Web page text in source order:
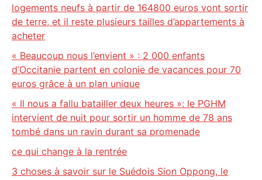
logements neufs à partir de 164800 euros vont sortir
de terre, et il reste plusieurs tailles d’appartements à
acheter
« Beaucoup nous l’envient » : 2 000 enfants
d’Occitanie partent en colonie de vacances pour 70
euros grâce à un plan unique
« Il nous a fallu batailler deux heures »: le PGHM
intervient de nuit pour sortir un homme de 78 ans
tombé dans un ravin durant sa promenade
ce qui change à la rentrée
3 choses à savoir sur le Suédois Sion Oppong, le